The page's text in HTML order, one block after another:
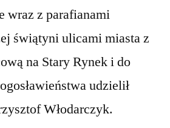
wraz z parafianami
świątyni ulicami miasta z
na Stary Rynek i do
udzielił
Włodarczyk.